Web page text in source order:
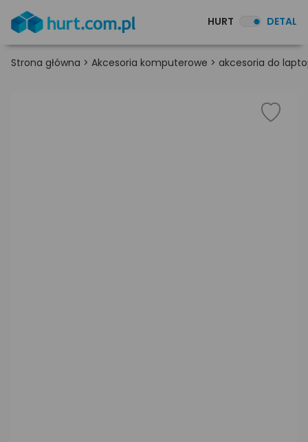
HURT DETAL
Strona główna > Akcesoria komputerowe > akcesoria do